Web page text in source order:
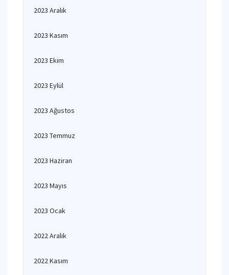
2023 Aralık
2023 Kasım
2023 Ekim
2023 Eylül
2023 Ağustos
2023 Temmuz
2023 Haziran
2023 Mayıs
2023 Ocak
2022 Aralık
2022 Kasım